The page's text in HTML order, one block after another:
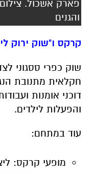
שוק כפרי ססגוני
דוכני אומנות
עוד במתחם:
מופעי קרקס:
15:00
ג'אגלינג,